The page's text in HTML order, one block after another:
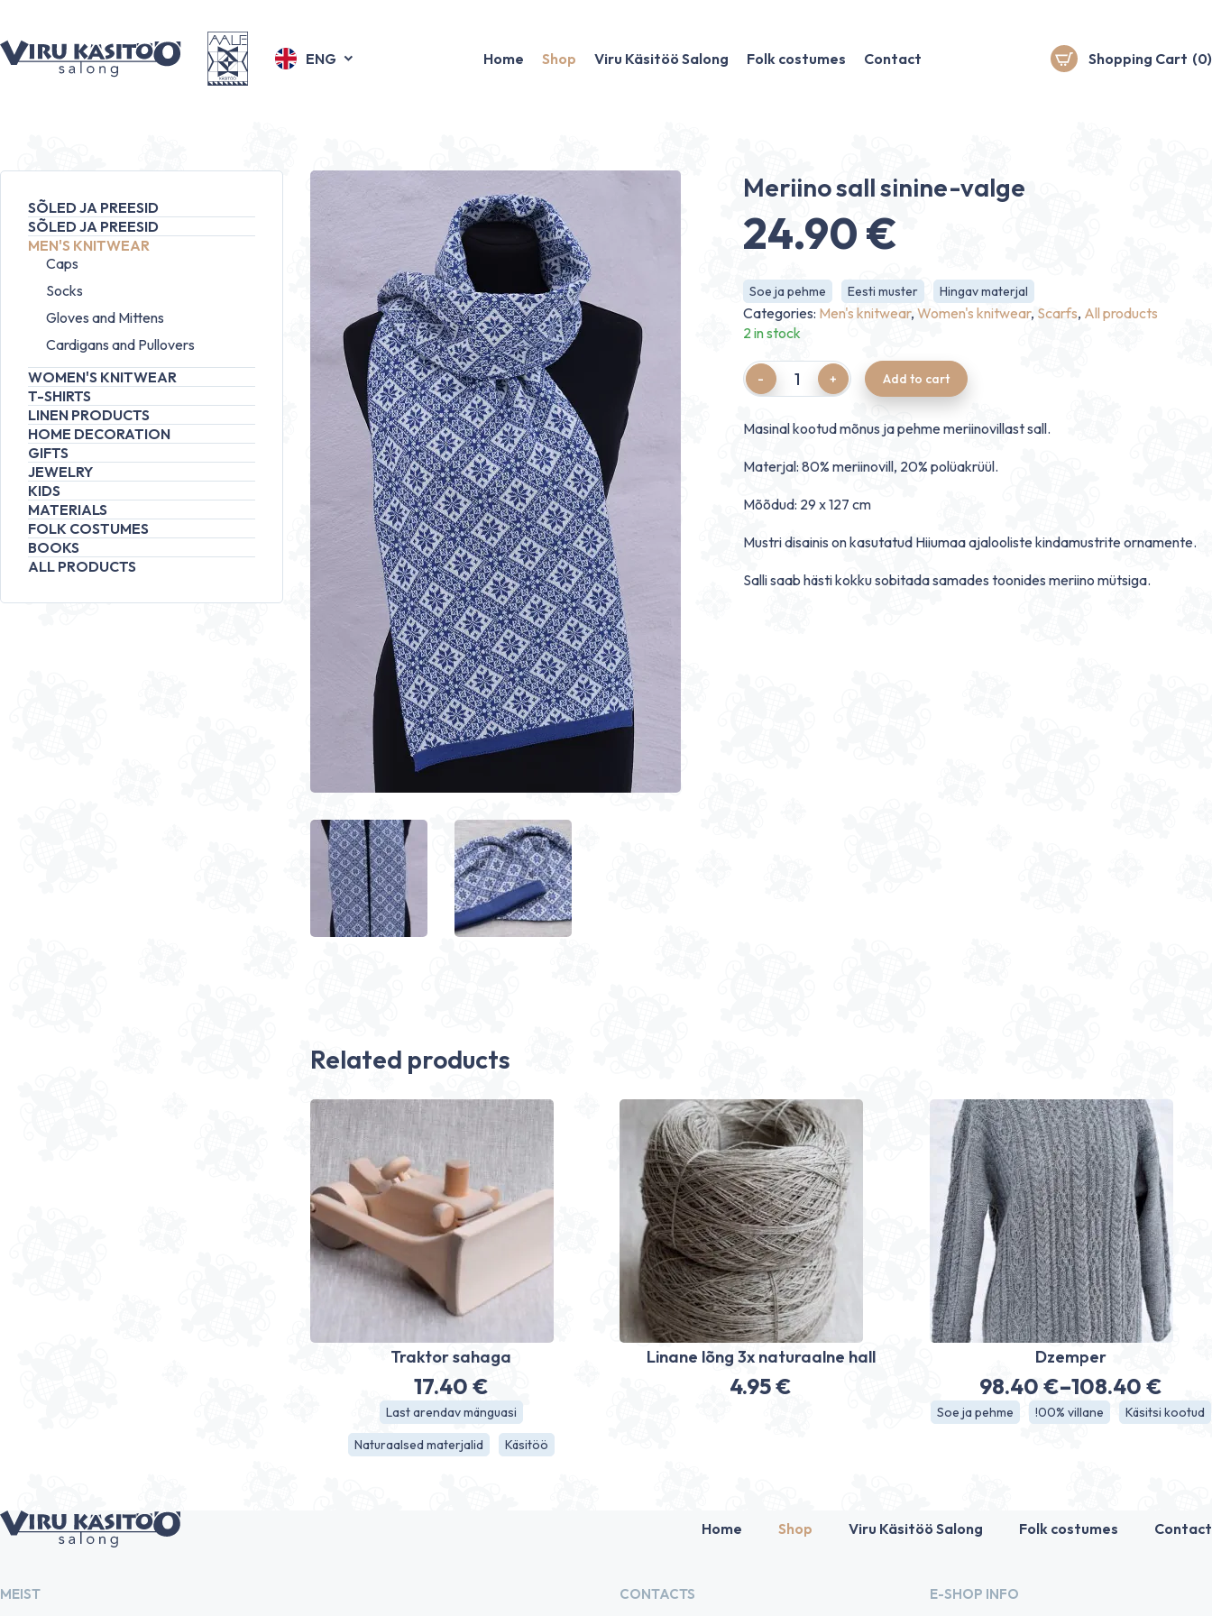
ENG Home Shop Viru Käsitöö Salong Folk costumes Contact Shopping Cart (0)
SÕLED JA PREESID
SÕLED JA PREESID
MEN'S KNITWEAR
Caps
Socks
Gloves and Mittens
Cardigans and Pullovers
WOMEN'S KNITWEAR
T-SHIRTS
LINEN PRODUCTS
HOME DECORATION
GIFTS
JEWELRY
KIDS
MATERIALS
FOLK COSTUMES
BOOKS
ALL PRODUCTS
Meriino sall sinine-valge
24.90€
Soe ja pehme Eesti muster Hingav materjal
Categories: Men's knitwear, Women's knitwear, Scarfs, All products
2 in stock
Quantity Add to cart
Masinal kootud mõnus ja pehme meriinovillast sall.
Materjal: 80% meriinovill, 20% polüakrüül.
Mõõdud: 29 x 127 cm
Mustri disainis on kasutatud Hiiumaa ajalooliste kindamustrite ornamente.
Salli saab hästi kokku sobitada samades toonides meriino mütsiga.
Related products
Traktor sahaga
17.40 €
Last arendav mänguasi
Naturaalsed materjalid
Käsitöö
Linane lõng 3x naturaalne hall
4.95€
Dzemper
98.40 €–108.40 €
Price
range:
Soe ja pehme !00% villane Käsitsi kootud
Home Shop Viru Käsitöö Salong Folk costumes Contact
MEIST CONTACTS E-SHOP INFO